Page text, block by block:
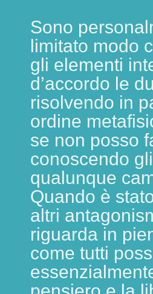
Sono
limitato modo
gli elementi
d’accordo le
risolvendo in
ordine
se non posso
conoscendo
qualunque
Quando è
altri
riguarda in
come tutti